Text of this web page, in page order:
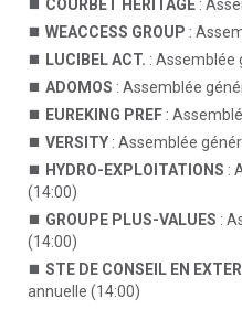
COURBET HERITAGE :
WEACCESS GROUP :
LUCIBEL ACT. : Assemblée
ADOMOS : Assemblée
EUREKING PREF :
VERSITY : Assemblée
HYDRO-EXPLOITATIONS :
(14:00)
GROUPE PLUS-VALUES :
(14:00)
STE DE CONSEIL EN
annuelle (14:00)